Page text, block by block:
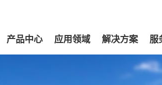
产品中心 应用领域 解决方案 服